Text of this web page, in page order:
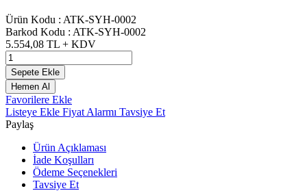
Ürün Kodu : ATK-SYH-0002
Barkod Kodu : ATK-SYH-0002
5.554,08 TL + KDV
Sepete Ekle
Hemen Al
Favorilere Ekle
Listeye Ekle Fiyat Alarmı Tavsiye Et
Paylaş
Ürün Açıklaması
İade Koşulları
Ödeme Seçenekleri
Tavsiye Et